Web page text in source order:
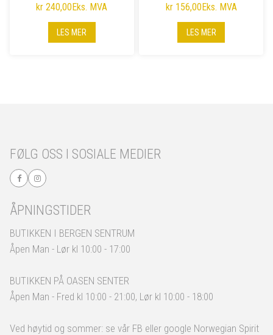
kr 240,00Eks. MVA
LES MER
kr 156,00Eks. MVA
LES MER
FØLG OSS I SOSIALE MEDIER
ÅPNINGSTIDER
BUTIKKEN I BERGEN SENTRUM
Åpen Man - Lør kl 10:00 - 17:00
BUTIKKEN PÅ OASEN SENTER
Åpen Man - Fred kl 10:00 - 21:00, Lør kl 10:00 - 18:00
Ved høytid og sommer: se vår FB eller google Norwegian Spirit